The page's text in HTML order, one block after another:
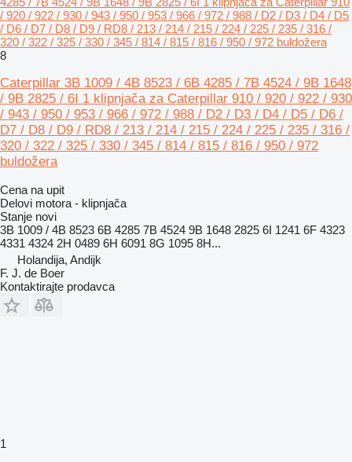
/ 920 / 922 / 930 / 943 / 950 / 953 / 966 / 972 / 988 / D2 / D3 / D4 / D5
/ D6 / D7 / D8 / D9 / RD8 / 213 / 214 / 215 / 224 / 225 / 235 / 316 /
320 / 322 / 325 / 330 / 345 / 814 / 815 / 816 / 950 / 972 buldožera
8
Caterpillar 3B 1009 / 4B 8523 / 6B 4285 / 7B 4524 / 9B 1648
/ 9B 2825 / 6I 1 klipnjača za Caterpillar 910 / 920 / 922 / 930
/ 943 / 950 / 953 / 966 / 972 / 988 / D2 / D3 / D4 / D5 / D6 /
D7 / D8 / D9 / RD8 / 213 / 214 / 215 / 224 / 225 / 235 / 316 /
320 / 322 / 325 / 330 / 345 / 814 / 815 / 816 / 950 / 972
buldožera
Cena na upit
Delovi motora - klipnjača
Stanje novi
3B 1009 / 4B 8523 6B 4285 7B 4524 9B 1648 2825 6I 1241 6F 4323
4331 4324 2H 0489 6H 6091 8G 1095 8H...
Holandija, Andijk
F. J. de Boer
Kontaktirajte prodavca
1